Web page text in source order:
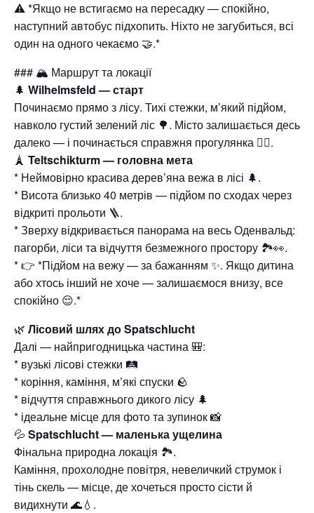
⚠️ *Якщо не встигаємо на пересадку — спокійно,
наступний автобус підхопить. Ніхто не загубиться, всі
один на одного чекаємо 🤝.*
### 🏔 Маршрут та локації
🌲 Wilhelmsfeld — старт
Починаємо прямо з лісу. Тихі стежки, м’який підйом,
навколо густий зелений ліс 🌳. Місто залишається десь
далеко — і починається справжня прогулянка 🚶‍♂️.
🗼 Teltschikturm — головна мета
* Неймовірно красива дерев’яна вежа в лісі 🌲.
* Висота близько 40 метрів — підйом по сходах через
відкриті прольоти 🪜.
* Зверху відкривається панорама на весь Оденвальд:
пагорби, ліси та відчуття безмежного простору 🏞️👀.
* 👉 *Підйом на вежу — за бажанням ✨. Якщо дитина
або хтось інший не хоче — залишаємося внизу, все
спокійно 😌.*
🌿 Лісовий шлях до Spatschlucht
Далі — найпригодницька частина 🎒:
* вузькі лісові стежки 🛤️
* коріння, каміння, м’які спуски 🪨
* відчуття справжнього дикого лісу 🌲
* ідеальне місце для фото та зупинок 📸
💦 Spatschlucht — маленька ущелина
Фінальна природна локація 🏞️.
Каміння, прохолодне повітря, невеличкий струмок і
тінь скель — місце, де хочеться просто сісти й
видихнути 🌊💧.